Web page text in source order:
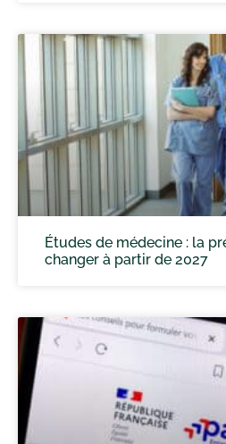
Études de médecine : la
changer à partir de 2027